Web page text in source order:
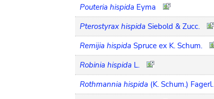
Pouteria hispida Eyma
Pterostyrax hispida Siebold & Zucc.
Remijia hispida Spruce ex K. Schum.
Robinia hispida L.
Rothmannia hispida (K. Schum.) Fagerl.